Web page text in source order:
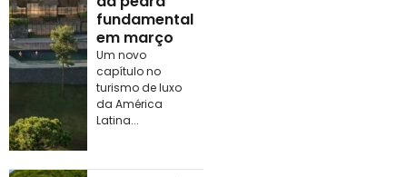
fundamental
em março
Um novo
capítulo no
turismo de luxo
da América
Latina...